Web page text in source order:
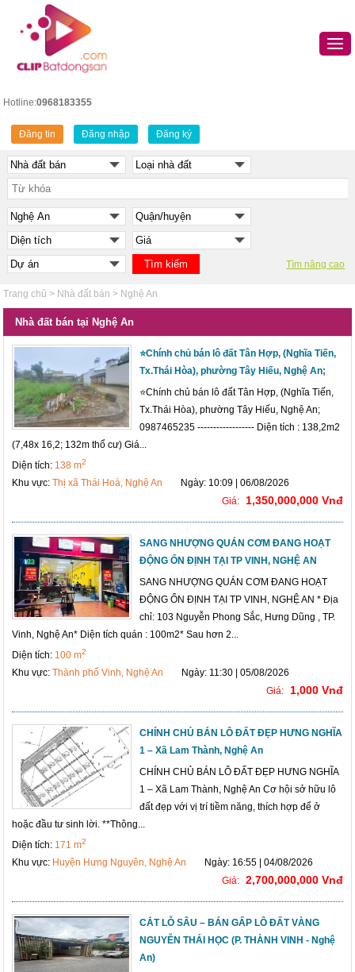
Hotline:0968183355
Đăng tin Đăng nhập Đăng ký
Tìm nâng cao
Trang chủ > Nhà đất bán > Nghệ An
Nhà đất bán tại Nghệ An
⭐️Chính chủ bán lô đất Tân Hợp, (Nghĩa Tiến,
Tx.Thái Hòa), phường Tây Hiếu, Nghệ An;
⭐️Chính chủ bán lô đất Tân Hợp, (Nghĩa Tiến,
Tx.Thái Hòa), phường Tây Hiếu, Nghệ An;
0987465235 ------------------ Diện tích : 138,2m2
(7,48x 16,2; 132m thổ cư) Giá...
Diện tích: 138 m2
Khu vực:Thị xã Thái Hoà, Nghệ An
Ngày: 10:09 | 06/08/2026
Giá:
1,350,000,000 Vnđ
SANG NHƯỢNG QUÁN CƠM ĐANG HOẠT
ĐỘNG ỔN ĐỊNH TẠI TP VINH, NGHỆ AN
SANG NHƯỢNG QUÁN CƠM ĐANG HOẠT
ĐỘNG ỔN ĐỊNH TẠI TP VINH, NGHỆ AN * Địa
chỉ: 103 Nguyễn Phong Sắc, Hưng Dũng , TP.
Vinh, Nghệ An* Diện tích quán : 100m2* Sau hơn 2...
Diện tích: 100 m2
Khu vực:Thành phố Vinh, Nghệ An
Ngày: 11:30 | 05/08/2026
Giá:
1,000 Vnđ
CHÍNH CHỦ BÁN LÔ ĐẤT ĐẸP HƯNG NGHĨA
1 – Xã Lam Thành, Nghệ An
CHÍNH CHỦ BÁN LÔ ĐẤT ĐẸP HƯNG NGHĨA
1 – Xã Lam Thành, Nghệ An Cơ hội sở hữu lô
đất đẹp với vị trí tiềm năng, thích hợp để ở
hoặc đầu tư sinh lời. **Thông...
Diện tích: 171 m2
Khu vực: Huyện Hưng Nguyên, Nghệ An
Ngày: 16:55 | 04/08/2026
Giá: 2,700,000,000 Vnđ
CẮT LỖ SÂU – BÁN GẤP LÔ ĐẤT VÀNG
NGUYỄN THÁI HỌC (P. THÀNH VINH - Nghệ
An)